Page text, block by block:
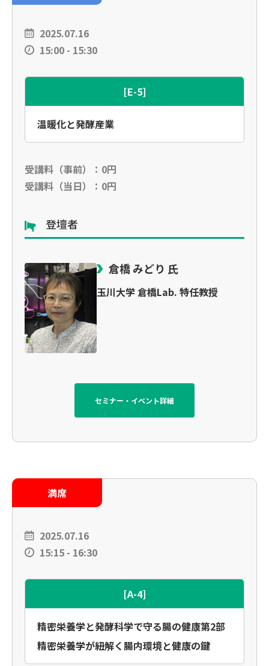
2025.07.16
15:00 - 15:30
[E-5]
温暖化と発酵産業
受講料（事前）：0円
受講料（当日）：0円
登壇者
倉橋 みどり 氏
玉川大学 倉橋Lab. 特任教授
セミナー・イベント詳細
満席
2025.07.16
15:15 - 16:30
[A-4]
精密栄養学と発酵科学で守る腸の健康第2部
精密栄養学が紐解く腸内環境と健康の鍵